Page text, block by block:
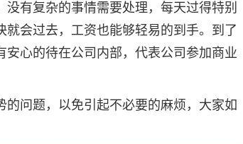
有复杂的事情需要处理，每天过得特别
会过去，工资也能够轻易的到手。到了
心的待在公司内部，代表公司参加商业
问题，以免引起不必要的麻烦，大家如